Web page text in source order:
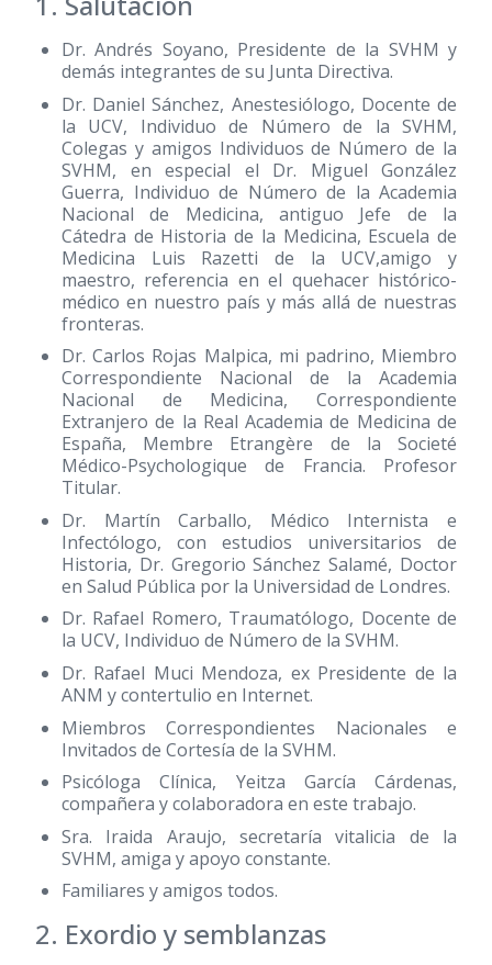
Dr. Andrés Soyano, Presidente de la SVHM y
demás integrantes de su Junta Directiva.
Dr. Daniel Sánchez, Anestesiólogo, Docente de
la UCV, Individuo de Número de la SVHM,
Colegas y amigos Individuos de Número de la
SVHM, en especial el Dr. Miguel González
Guerra, Individuo de Número de la Academia
Nacional de Medicina, antiguo Jefe de la
Cátedra de Historia de la Medicina, Escuela de
Medicina Luis Razetti de la UCV,amigo y
maestro, referencia en el quehacer histórico-
médico en nuestro país y más allá de nuestras
fronteras.
Dr. Carlos Rojas Malpica, mi padrino, Miembro
Correspondiente Nacional de la Academia
Nacional de Medicina, Correspondiente
Extranjero de la Real Academia de Medicina de
España, Membre Etrangère de la Societé
Médico-Psychologique de Francia. Profesor
Titular.
Dr. Martín Carballo, Médico Internista e
Infectólogo, con estudios universitarios de
Historia, Dr. Gregorio Sánchez Salamé, Doctor
en Salud Pública por la Universidad de Londres.
Dr. Rafael Romero, Traumatólogo, Docente de
la UCV, Individuo de Número de la SVHM.
Dr. Rafael Muci Mendoza, ex Presidente de la
ANM y contertulio en Internet.
Miembros Correspondientes Nacionales e
Invitados de Cortesía de la SVHM.
Psicóloga Clínica, Yeitza García Cárdenas,
compañera y colaboradora en este trabajo.
Sra. Iraida Araujo, secretaría vitalicia de la
SVHM, amiga y apoyo constante.
Familiares y amigos todos.
2. Exordio y semblanzas